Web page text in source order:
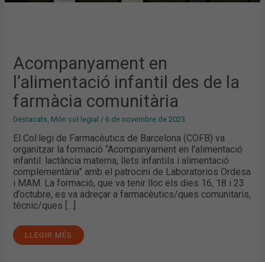
Acompanyament en
l’alimentació infantil des de la
farmàcia comunitària
Destacats, Món col·legial / 6 de novembre de 2023
El Col·legi de Farmacèutics de Barcelona (COFB) va
organitzar la formació “Acompanyament en l’alimentació
infantil: lactància materna, llets infantils i alimentació
complementària” amb el patrocini de Laboratorios Ordesa
i MAM. La formació, que va tenir lloc els dies 16, 18 i 23
d’octubre, es va adreçar a farmacèutics/ques comunitaris,
tècnic/ques […]
LLEGIR MÉS